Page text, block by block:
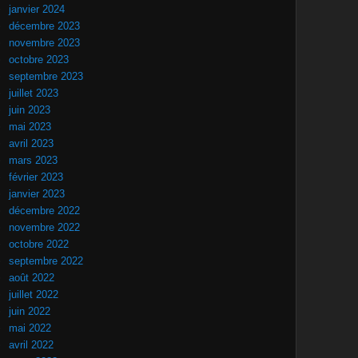
janvier 2024
décembre 2023
novembre 2023
octobre 2023
septembre 2023
juillet 2023
juin 2023
mai 2023
avril 2023
mars 2023
février 2023
janvier 2023
décembre 2022
novembre 2022
octobre 2022
septembre 2022
août 2022
juillet 2022
juin 2022
mai 2022
avril 2022